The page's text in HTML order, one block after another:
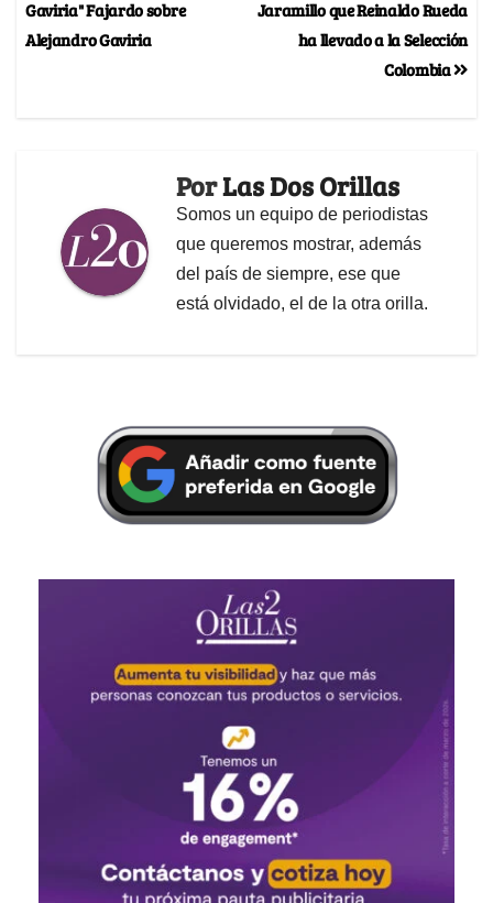
Jaramillo que Reinaldo Rueda
ha llevado a la Selección
Colombia
Gaviria" Fajardo sobre
Alejandro Gaviria
PorLas Dos Orillas
Somos un equipo de periodistas
que queremos mostrar, además
del país de siempre, ese que
está olvidado, el de la otra orilla.